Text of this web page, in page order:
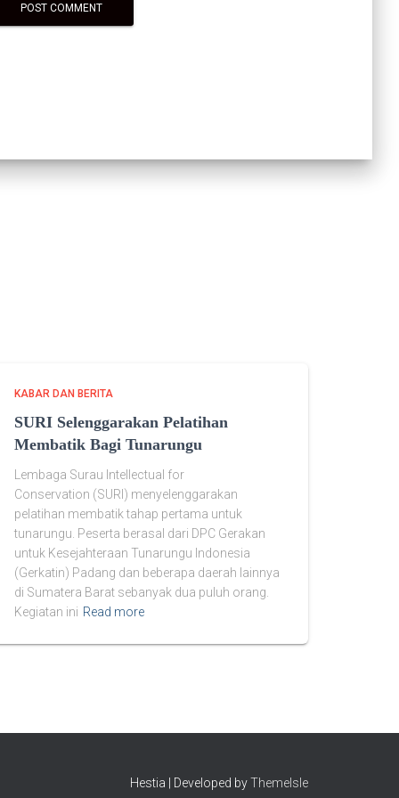
KABAR DAN BERITA
SURI Selenggarakan Pelatihan
Membatik Bagi Tunarungu
Lembaga Surau Intellectual for
Conservation (SURI) menyelenggarakan
pelatihan membatik tahap pertama untuk
tunarungu. Peserta berasal dari DPC Gerakan
untuk Kesejahteraan Tunarungu Indonesia
(Gerkatin) Padang dan beberapa daerah lainnya
di Sumatera Barat sebanyak dua puluh orang.
Kegiatan ini Read more
Hestia | Developed byThemeIsle